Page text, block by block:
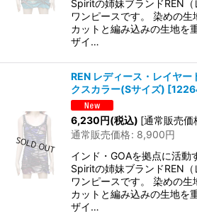
Spiritの姉妹ブランドREN（
ワンピースです。 染めの生
カットと編み込みの生地を
ザイ…
REN レディース・レイヤー
クスカラー(Sサイズ) [
6,230円(税込) [通常販売価
通常販売価格: 8,900円
インド・GOAを拠点に活動
Spiritの姉妹ブランドREN（
ワンピースです。 染めの生
カットと編み込みの生地を
ザイ…